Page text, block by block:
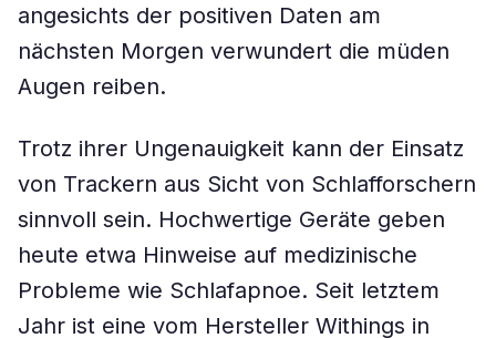
angesichts der positiven Daten am
nächsten Morgen verwundert die müden
Augen reiben.
Trotz ihrer Ungenauigkeit kann der Einsatz
von Trackern aus Sicht von Schlafforschern
sinnvoll sein. Hochwertige Geräte geben
heute etwa Hinweise auf medizinische
Probleme wie Schlafapnoe. Seit letztem
Jahr ist eine vom Hersteller Withings in